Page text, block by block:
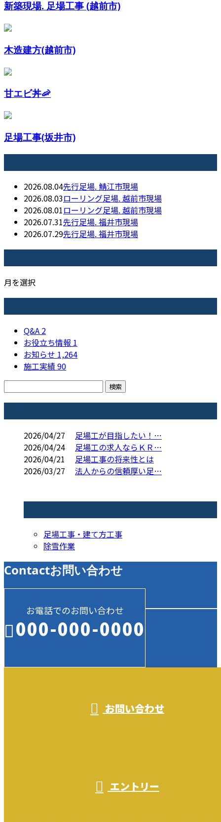
新築現場. 足場工事 (越前市)
木造建方(越前市)
甘エビ丼🦐
足場工事(坂井市)
2026.08.04先行足場. 鯖江市現場
2026.08.03ローリング足場. 越前市現場
2026.08.01ローリング足場. 越前市現場
2026.07.31先行足場. 福井市現場
2026.07.29先行足場. 福井市現場
月を選択
Q&A 2
お役立ち情報 1
お知らせ 1,264
施工実績90
2026/04/27
足場工が目指したい！…
2026/04/24
足場工の求人ならＫＲ…
2026/04/21
足場工事の将来性とは
2026/03/27
法人からの信頼厚い足…
足場工事・建て方工事
除雪作業
Contactお問い合わせ
お電話でのお問い合わせ
000-000-0000
お問い合わせ
エントリー